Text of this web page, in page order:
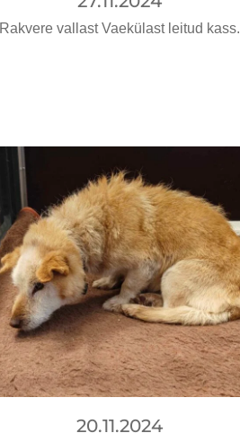
Rakvere vallast Vaekülast leitud kass.
20.11.2024